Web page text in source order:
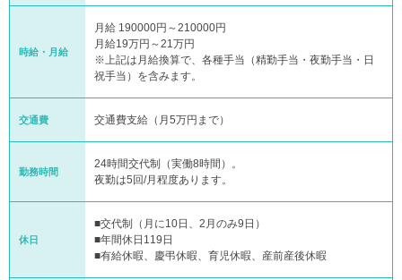
時給・月給
月給 190000円～210000円
月給19万円～21万円
※上記は月給換算で、各種手当（精勤手当・夜勤手当・日
祝手当）を含みます。
交通費 交通費支給（月5万円まで）
勤務時間
24時間交代制（実働8時間）。
夜勤は5回/月程度あります。
休日
■交代制（月に10日、2月のみ9日）
■年間休日119日
■有給休暇、慶弔休暇、育児休暇、産前産後休暇